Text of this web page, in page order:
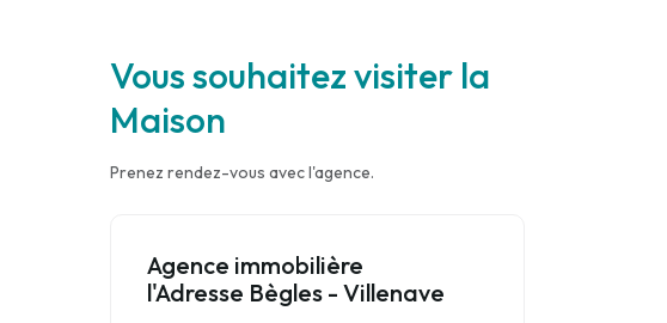
Vous souhaitez visiter la
Maison
Prenez rendez-vous avec l'agence.
Agence immobilière
l'Adresse Bègles - Villenave